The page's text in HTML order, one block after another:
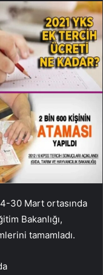
30 Mart ortasında
Bakanlığı,
tamamladı.